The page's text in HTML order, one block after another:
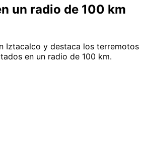
un radio de 100 km
Iztacalco y destaca los terremotos
en un radio de 100 km.